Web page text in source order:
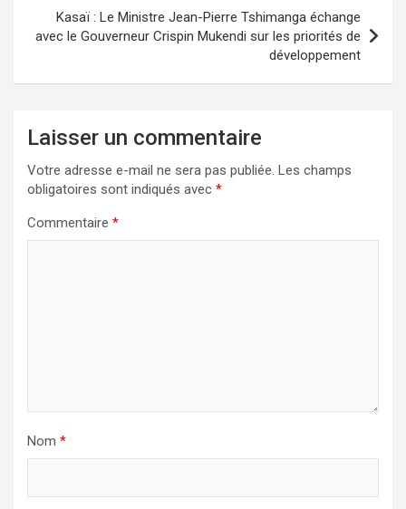
Kasaï : Le Ministre Jean-Pierre Tshimanga échange
avec le Gouverneur Crispin Mukendi sur les priorités de
développement
Laisser un commentaire
Votre adresse e-mail ne sera pas publiée. Les champs
obligatoires sont indiqués avec *
Commentaire *
Nom *